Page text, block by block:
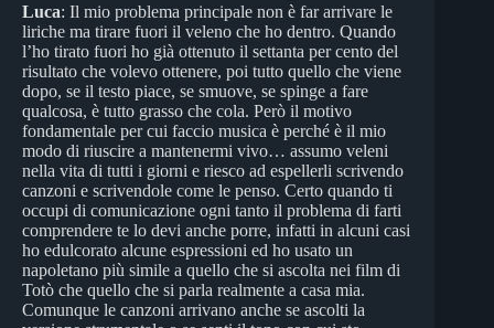
Luca: Il mio problema principale non è far arrivare le
liriche ma tirare fuori il veleno che ho dentro. Quando
l’ho tirato fuori ho già ottenuto il settanta per cento del
risultato che volevo ottenere, poi tutto quello che viene
dopo, se il testo piace, se smuove, se spinge a fare
qualcosa, è tutto grasso che cola. Però il motivo
fondamentale per cui faccio musica è perché è il mio
modo di riuscire a mantenermi vivo… assumo veleni
nella vita di tutti i giorni e riesco ad espellerli scrivendo
canzoni e scrivendole come le penso. Certo quando ti
occupi di comunicazione ogni tanto il problema di farti
comprendere te lo devi anche porre, infatti in alcuni casi
ho edulcorato alcune espressioni ed ho usato un
napoletano più simile a quello che si ascolta nei film di
Totò che quello che si parla realmente a casa mia.
Comunque le canzoni arrivano anche se ascolti la